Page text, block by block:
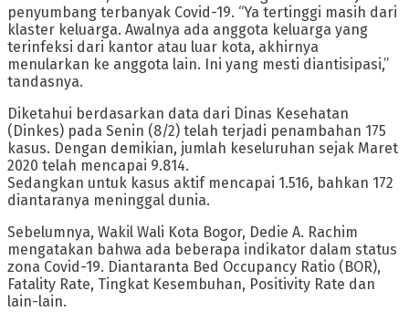
penyumbang terbanyak Covid-19. “Ya tertinggi masih dari
klaster keluarga. Awalnya ada anggota keluarga yang
terinfeksi dari kantor atau luar kota, akhirnya
menularkan ke anggota lain. Ini yang mesti diantisipasi,”
tandasnya.
Diketahui berdasarkan data dari Dinas Kesehatan
(Dinkes) pada Senin (8/2) telah terjadi penambahan 175
kasus. Dengan demikian, jumlah keseluruhan sejak Maret
2020 telah mencapai 9.814.
Sedangkan untuk kasus aktif mencapai 1.516, bahkan 172
diantaranya meninggal dunia.
Sebelumnya, Wakil Wali Kota Bogor, Dedie A. Rachim
mengatakan bahwa ada beberapa indikator dalam status
zona Covid-19. Diantaranta Bed Occupancy Ratio (BOR),
Fatality Rate, Tingkat Kesembuhan, Positivity Rate dan
lain-lain.